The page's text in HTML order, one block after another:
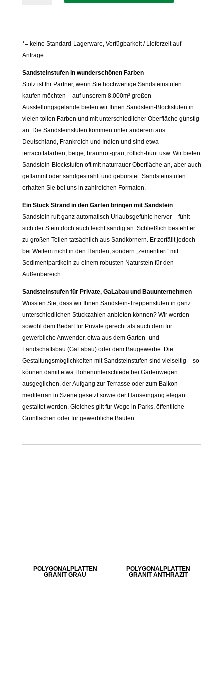
Menge
*= keine Standard-Lagerware, Verfügbarkeit / Lieferzeit auf
Anfrage
Sandsteinstufen in wunderschönen Farben
Stolz ist Ihr Partner, wenn Sie hochwertige Sandsteinstufen
kaufen möchten – auf unserem 8.000m² großen
Ausstellungsgelände bieten wir Ihnen Sandstein-Blockstufen in
vielen tollen Farben und mit unterschiedlicher Oberfläche günstig
an. Die Sandsteinstufen kommen unter anderem aus
Deutschland, Frankreich und Indien und sind etwa
terracottafarben, beige, braunrot-grau, rötlich-bunt usw. Wir bieten
Sandstein-Blockstufen oft mit naturrauer Oberfläche an, aber auch
geflammt oder sandgestrahlt und gebürstet. Sandsteinstufen
erhalten Sie bei uns in zahlreichen Formaten.
Ein Stück Strand in den Garten bringen mit Sandstein
Sandstein ruft ganz automatisch Urlaubsgefühle hervor – fühlt
sich der Stein doch auch leicht sandig an. Schließlich besteht er
zu großen Teilen tatsächlich aus Sandkörnern. Er zerfällt jedoch
bei Weitem nicht in den Händen, sondern „zementiert“ mit
Sedimentpartikeln zu einem robusten Naturstein für den
Außenbereich.
Sandsteinstufen für Private, GaLabau und Bauunternehmen
Wussten Sie, dass wir Ihnen Sandstein-Treppenstufen in ganz
unterschiedlichen Stückzahlen anbieten können? Wir werden
sowohl dem Bedarf für Private gerecht als auch dem für
gewerbliche Anwender, etwa aus dem Garten- und
Landschaftsbau (GaLabau) oder dem Baugewerbe. Die
Gestaltungsmöglichkeiten mit Sandsteinstufen sind vielseitig – so
können damit etwa Höhenunterschiede bei Gartenwegen
ausgeglichen, der Aufgang zur Terrasse oder zum Balkon
mediterran in Szene gesetzt sowie der Hauseingang elegant
gestaltet werden. Gleiches gilt für Wege in Parks, öffentliche
Grünflächen oder für gewerbliche Bauten.
POLYGONALPLATTEN
GRANIT GRAU
POLYGONALPLATTEN
GRANIT ANTHRAZIT